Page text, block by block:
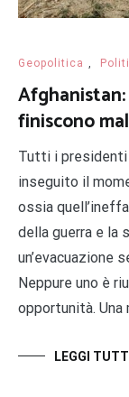
Geopolitica ,
finiscono
Tutti i presidenti
inseguito il
ossia
della guerra e la
un’evacuazione
Neppure uno è
opportunità. Una
LEGGI